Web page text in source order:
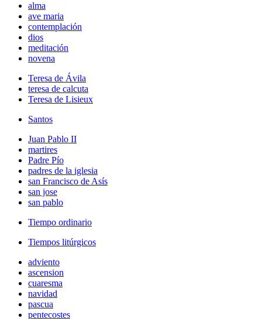
alma
ave maria
contemplación
dios
meditación
novena
Teresa de Ávila
teresa de calcuta
Teresa de Lisieux
Santos
Juan Pablo II
martires
Padre Pío
padres de la iglesia
san Francisco de Asís
san jose
san pablo
Tiempo ordinario
Tiempos litúrgicos
adviento
ascension
cuaresma
navidad
pascua
pentecostes